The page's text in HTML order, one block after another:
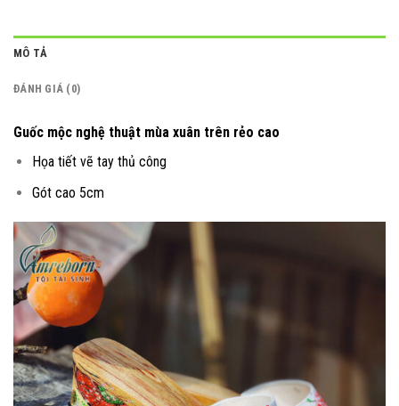
MÔ TẢ
ĐÁNH GIÁ (0)
Guốc mộc nghệ thuật mùa xuân trên rẻo cao
Họa tiết vẽ tay thủ công
Gót cao 5cm